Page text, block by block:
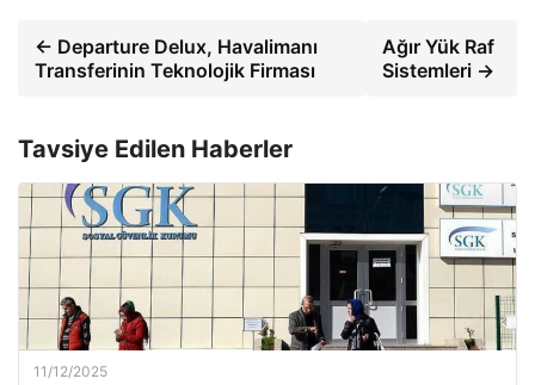
← Departure Delux, Havalimanı
Transferinin Teknolojik Firması
Ağır Yük Raf
Sistemleri →
Tavsiye Edilen Haberler
11/12/2025